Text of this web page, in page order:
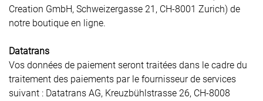
Creation GmbH, Schweizergasse 21, CH-8001 Zurich) de
notre boutique en ligne.
Datatrans
Vos données de paiement seront traitées dans le cadre du
traitement des paiements par le fournisseur de services
suivant : Datatrans AG, Kreuzbühlstrasse 26, CH-8008